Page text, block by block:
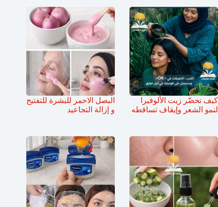
كيف تحضّر زيت الألوفيرا
لنمو الشعر وإيقاف تساقطه
البصل الاحمر للبشرة للتفتيح
و إزالة التجاعيد